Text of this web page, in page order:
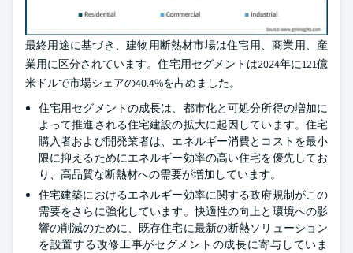
最終用途に基づき、建物用断熱材市場は住宅用、商業用、産
業用に区分されています。住宅用セグメントは2024年に121億
米ドルで市場シェアの40.4%を占めました。
住宅用セグメントの成長は、都市化と可処分所得の増加に
よって推進される住宅建設の拡大に起因しています。住宅
購入者および開発業者は、エネルギー消費とコストを最小
限に抑えるためにエネルギー効率の高い住宅を優先してお
り、高品質な断熱材への需要が増加しています。
住宅建築におけるエネルギー効率に関する政府規制がこの
需要をさらに強化しています。快適性の向上と環境への影
響の削減のために、既存住宅に最新の断熱ソリューション
を設置する改修工事がセグメントの成長に寄与していま